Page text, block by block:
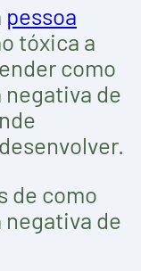
pessoa
tóxica a
como
negativa de
de como
negativa de